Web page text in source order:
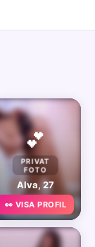
💕
PRIVAT
FOTO
Alva, 27
👀 VISA PROFIL